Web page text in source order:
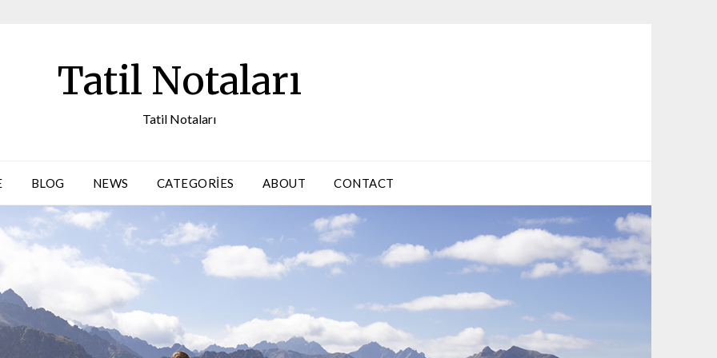
Tatil Notaları
Tatil Notaları
BLOG NEWS CATEGORIES ABOUT CONTACT